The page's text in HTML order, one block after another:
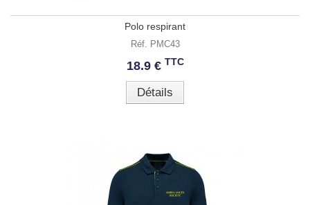
Polo respirant
Réf. PMC43
18.9 € TTC
Détails